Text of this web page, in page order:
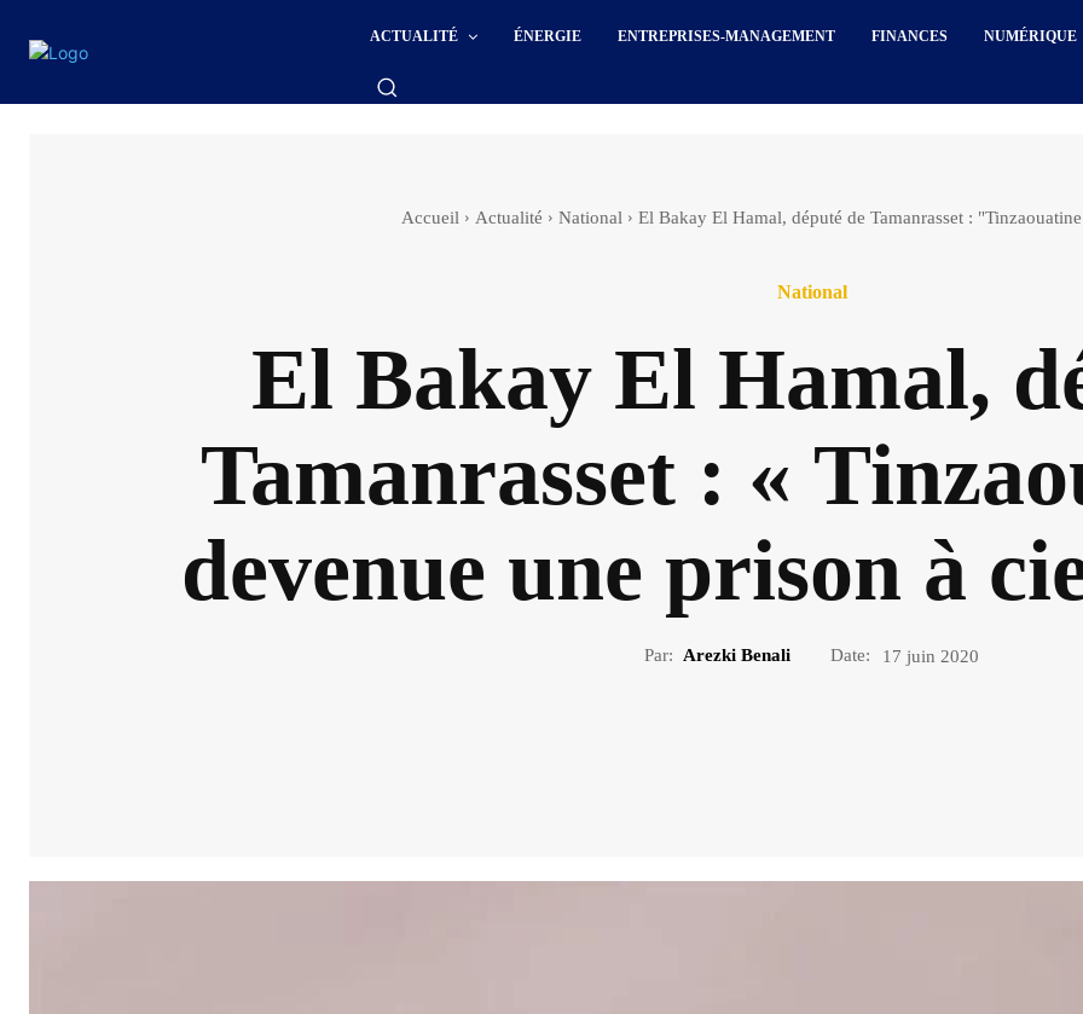
ACTUALITÉ ÉNERGIE ENTREPRISES-MANAGEMENT FINANCES NUMÉRIQUE
Accueil Actualité National El Bakay El Hamal, député de Tamanrasset :
National
El Bakay El Hamal,
Tamanrasset : «
devenue une prison à
Par: Arezki Benali Date: 17 juin 2020